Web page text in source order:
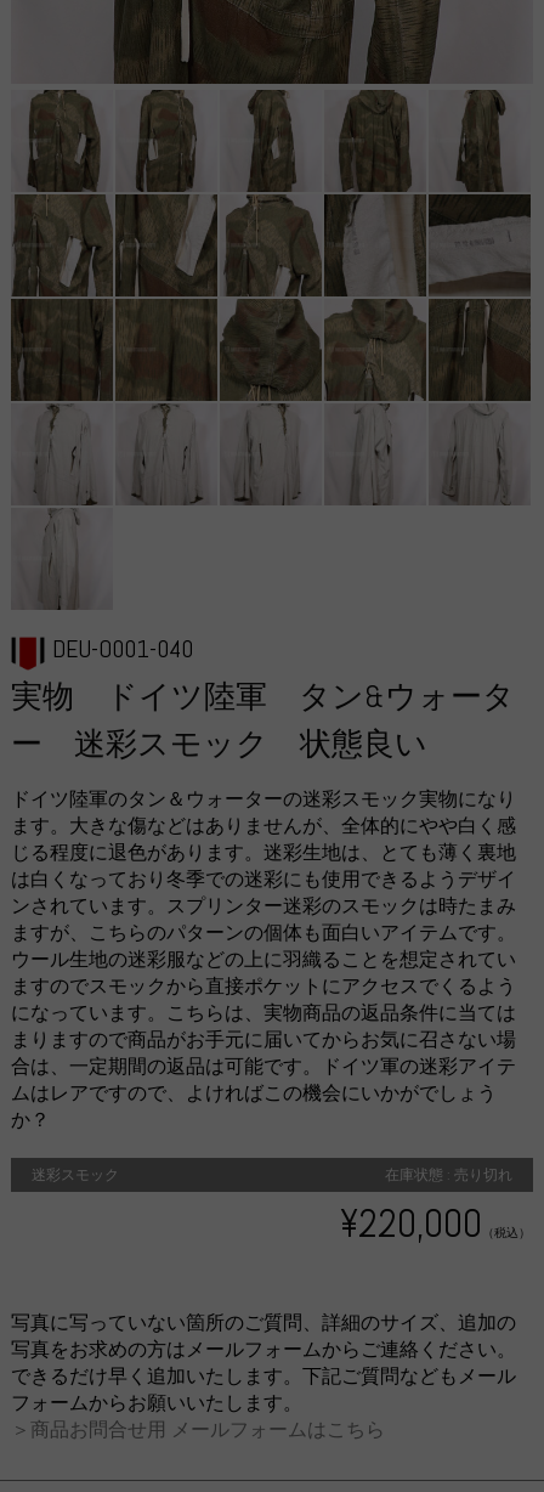
DEU-O001-040
実物 ドイツ陸軍 タン&ウォータ
ー 迷彩スモック 状態良い
ドイツ陸軍のタン＆ウォーターの迷彩スモック実物になり
ます。大きな傷などはありませんが、全体的にやや白く感
じる程度に退色があります。迷彩生地は、とても薄く裏地
は白くなっており冬季での迷彩にも使用できるようデザイ
ンされています。スプリンター迷彩のスモックは時たまみ
ますが、こちらのパターンの個体も面白いアイテムです。
ウール生地の迷彩服などの上に羽織ることを想定されてい
ますのでスモックから直接ポケットにアクセスでくるよう
になっています。こちらは、実物商品の返品条件に当ては
まりますので商品がお手元に届いてからお気に召さない場
合は、一定期間の返品は可能です。ドイツ軍の迷彩アイテ
ムはレアですので、よければこの機会にいかがでしょう
か？
迷彩スモック 在庫状態 : 売り切れ
¥220,000 （税込）
写真に写っていない箇所のご質問、詳細のサイズ、追加の
写真をお求めの方はメールフォームからご連絡ください。
できるだけ早く追加いたします。下記ご質問などもメール
フォームからお願いいたします。
＞商品お問合せ用 メールフォームはこちら